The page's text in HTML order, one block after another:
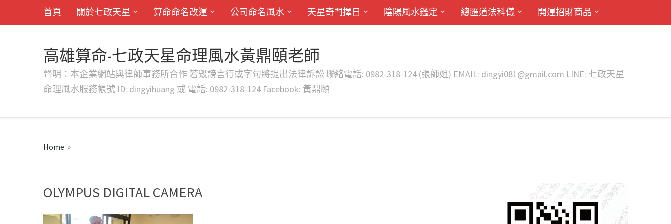
首頁 關於七政天星 算命命名改運 公司命名風水 天星奇門擇日 陰陽風水鑑定 總匯道法科儀 開運招財商品
高雄算命-七政天星命理風水黃鼎頤老師
聲明：本企業網站與律師事務所合作 若毀謗言行或字句將提出法律訴訟 聯絡電話: 0982-318-124 (張師姐) EMAIL: dingyi081@gmail.com LINE: 七政天星
命理風水服務帳號 ID: dingyihuang 或 電話: 0982-318-124 Facebook: 黃鼎頤
Home »
OLYMPUS DIGITAL CAMERA